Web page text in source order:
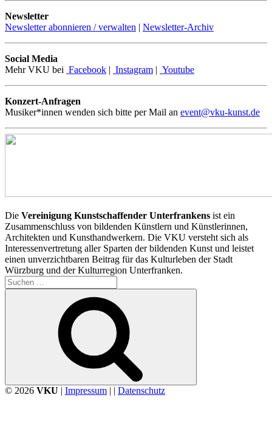
Newsletter
Newsletter abonnieren / verwalten | Newsletter-Archiv
Social Media
Mehr VKU bei Facebook | Instagram | Youtube
Konzert-Anfragen
Musiker*innen wenden sich bitte per Mail an event@vku-kunst.de
Die Vereinigung Kunstschaffender Unterfrankens ist ein
Zusammenschluss von bildenden Künstlern und Künstlerinnen,
Architekten und Kunsthandwerkern. Die VKU versteht sich als
Interessenvertretung aller Sparten der bildenden Kunst und leistet
einen unverzichtbaren Beitrag für das Kulturleben der Stadt
Würzburg und der Kulturregion Unterfranken.
Suchen
nach:
© 2026 VKU | Impressum | | Datenschutz